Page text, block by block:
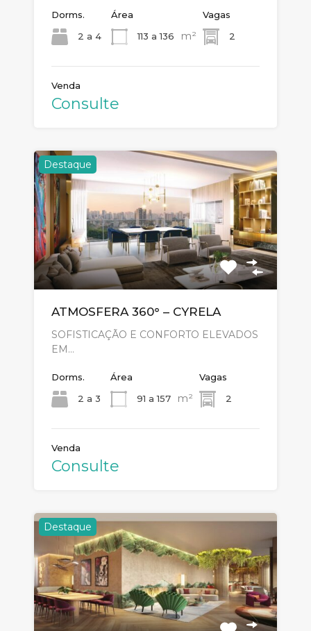
Dorms.
2 a 4
Área
113 a 136
m²
Vagas
2
Venda
Consulte
Destaque
ATMOSFERA 360° – CYRELA
SOFISTICAÇÃO E CONFORTO ELEVADOS
EM…
Dorms.
2 a 3
Área
91 a 157
m²
Vagas
2
Venda
Consulte
Destaque